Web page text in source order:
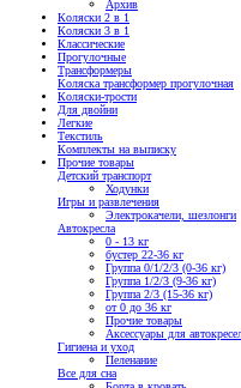
Архив
Коляски 2 в 1
Коляски 3 в 1
Классические
Прогулочные
Трансформеры
Коляска трансформер прогулочная
Коляски-трости
Для двойни
Легкие
Текстиль
Комплекты на выписку
Прочие товары
Детский транспорт
Ходунки
Игры и развлечения
Электрокачели, шезлонги
Автокресла
0 - 13 кг
бустер 22-36 кг
Группа 0/1/2/3 (0-36 кг)
Группа 1/2/3 (9-36 кг)
Группа 2/3 (15-36 кг)
от 0 до 36 кг
Прочие товары
Аксессуары для
Гигиена и уход
Пеленание
Все для сна